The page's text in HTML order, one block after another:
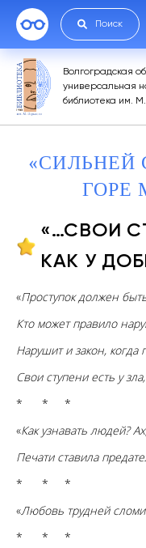
Поиск
Волгоградская
универсальная
библиотека им. М.
«СИЛЬНЕЙ
ГОРЕ
«…СВОИ
КАК У
«Проступок должен
Кто может правило
Нарушит и закон, когда
Свои ступени есть у
* * *
«Как узнавать людей?
Печати ставила
* * *
«Любовь трудней
* * *